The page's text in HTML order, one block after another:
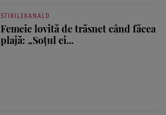
STIRILEKANALD
Femeie lovită de trăsnet când făcea
plajă: „Soțul ei...